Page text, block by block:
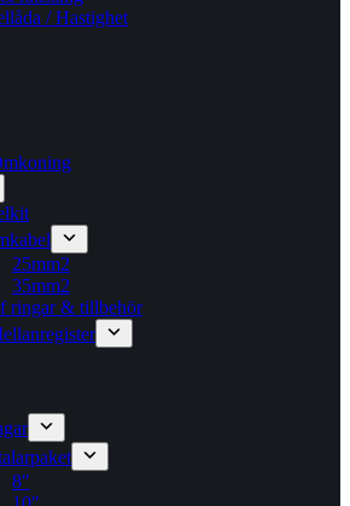
/ Hastighet
25mm2
35mm2
ringar & tillbehör
8″